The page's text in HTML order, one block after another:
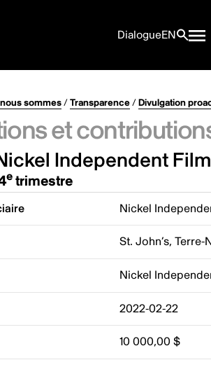
DialogueEN
sommes/Transparence/Divulgation
et
Independent
etrimestre
Nickel
St. John’s,
Nickel
2022-02-22
10 000,00 $